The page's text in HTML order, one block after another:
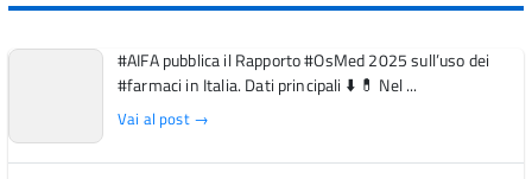
#AIFA pubblica il Rapporto #OsMed 2025 sull’uso dei
#farmaci in Italia. Dati principali ⬇️ 💊 Nel ...
Vai al post →